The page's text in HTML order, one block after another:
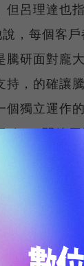
但呂理達也
，每個客戶
研面對龐
持，的確讓
個獨立運作
Linux開放
爭力。「
，唯有以
動對社會最